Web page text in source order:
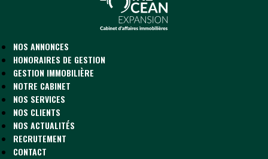
NOS ANNONCES
HONORAIRES DE GESTION
GESTION IMMOBILIÈRE
NOTRE CABINET
NOS SERVICES
NOS CLIENTS
NOS ACTUALITÉS
RECRUTEMENT
CONTACT